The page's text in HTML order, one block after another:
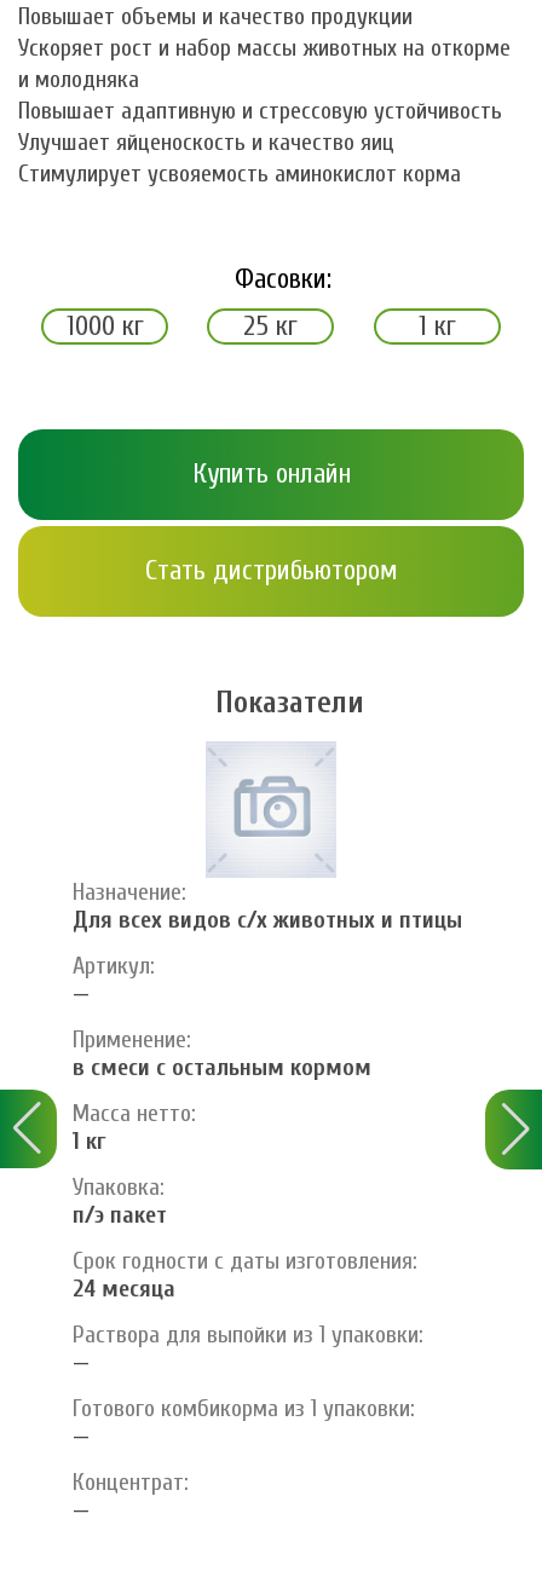
Повышает объемы и качество продукции
Ускоряет рост и набор массы животных на откорме
и молодняка
Повышает адаптивную и стрессовую устойчивость
Улучшает яйценоскость и качество яиц
Стимулирует усвояемость аминокислот корма
Фасовки:
1000 кг
25 кг 1 кг
Купить онлайн
Стать дистрибьютором
Показатели
Назначение:
Для всех видов с/х животных и птицы
Артикул:
—
Применение:
в смеси с остальным кормом
Масса нетто:
1 кг
Упаковка:
п/э пакет
Срок годности с даты изготовления:
24 месяца
Раствора для выпойки из 1 упаковки:
—
Готового комбикорма из 1 упаковки:
—
Концентрат:
—